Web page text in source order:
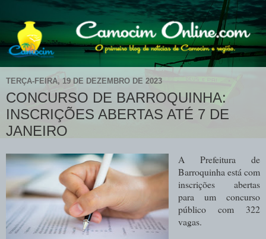
TERÇA-FEIRA, 19 DE DEZEMBRO DE 2023
CONCURSO DE BARROQUINHA:
INSCRIÇÕES ABERTAS ATÉ 7 DE
JANEIRO
A Prefeitura de
Barroquinha está com
inscrições abertas
para um concurso
público com 322
vagas.